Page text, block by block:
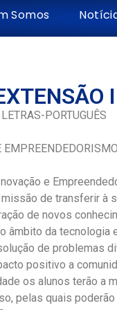
Somos
PORTUGUÊS
e
de transferir à
de novos
âmbito da tecnologia
de problemas
positivo a
os alunos terão a
pelas quais